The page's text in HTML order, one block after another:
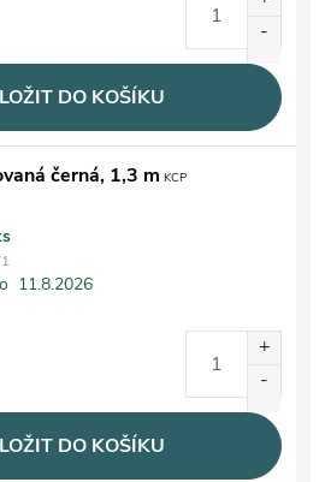
DO KOŠÍKU
černá, 1,3 m KCP
11.8.2026
DO KOŠÍKU